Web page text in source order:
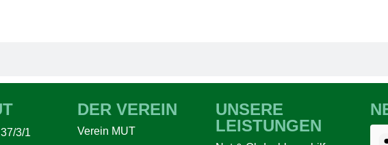
3/1
DER VEREIN
Verein MUT
UNSERE
LEISTUNGEN